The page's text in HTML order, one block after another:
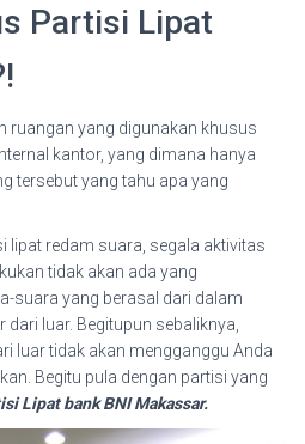
Partisi Lipat
ruangan yang digunakan khusus
kantor, yang dimana hanya
tersebut yang tahu apa yang
lipat redam suara, segala aktivitas
tidak akan ada yang
suara yang berasal dari dalam
luar. Begitupun sebaliknya,
luar tidak akan mengganggu Anda
Begitu pula dengan partisi yang
Lipat bank BNI Makassar.